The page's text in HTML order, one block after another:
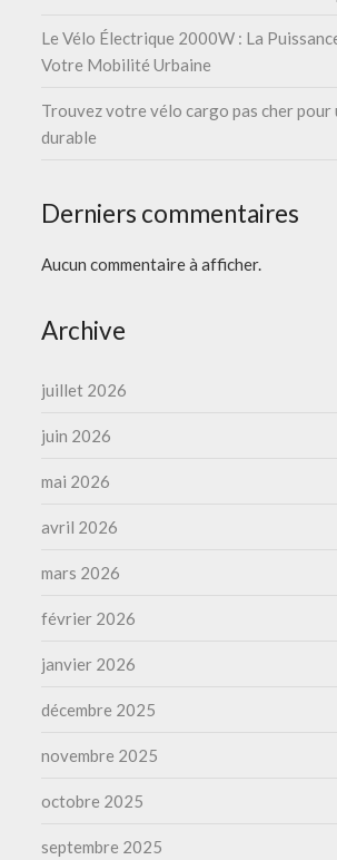
Le Vélo Électrique 2000W : La
Votre Mobilité Urbaine
Trouvez votre vélo cargo pas cher pour
durable
Derniers commentaires
Aucun commentaire à afficher.
Archive
juillet 2026
juin 2026
mai 2026
avril 2026
mars 2026
février 2026
janvier 2026
décembre 2025
novembre 2025
octobre 2025
septembre 2025